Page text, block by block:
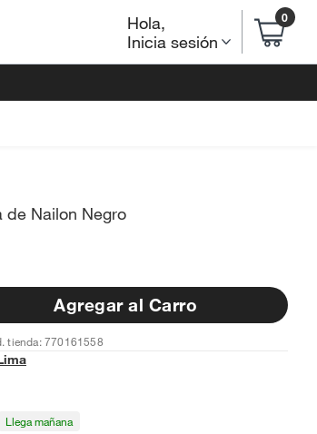
Hola,
Inicia sesión
0
de Nailon Negro
Agregar al Carro
tienda: 770161558
Llega mañana